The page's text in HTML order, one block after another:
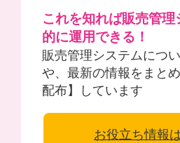
これを知れば販売管
的に運用できる！
販売管理システムにつ
や、最新の情報をまと
配布】しています
お役立ち情報